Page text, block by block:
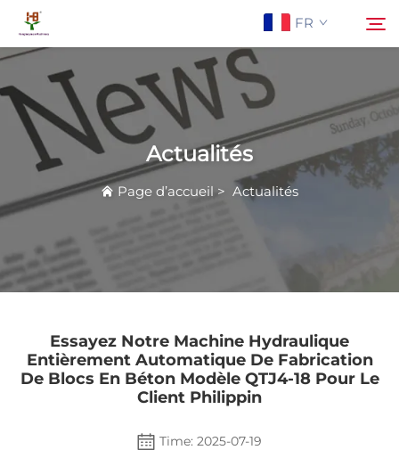
FR
À Propos De Nous
Produits
Application
Actualités
Rechercher
Actualités
Page d’accueil > Actualités
Essayez Notre Machine Hydraulique
Entièrement Automatique De Fabrication
De Blocs En Béton Modèle QTJ4-18 Pour Le
Client Philippin
Time: 2025-07-19